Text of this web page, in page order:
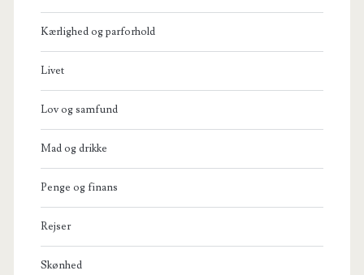
Kærlighed og parforhold
Livet
Lov og samfund
Mad og drikke
Penge og finans
Rejser
Skønhed